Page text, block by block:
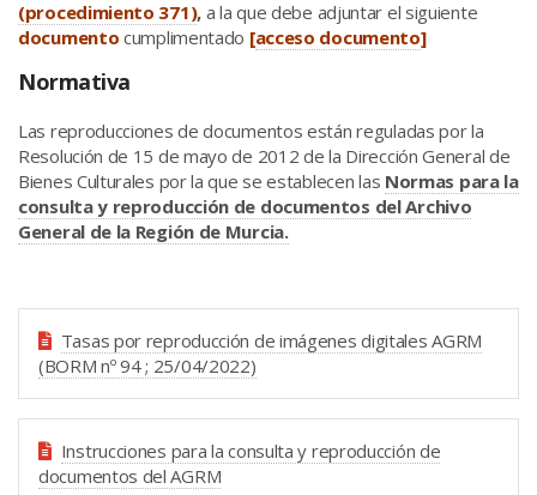
(procedimiento 371), a la que debe adjuntar el siguiente
documento cumplimentado [acceso documento]
Normativa
Las reproducciones de documentos están reguladas por la
Resolución de 15 de mayo de 2012 de la Dirección General de
Bienes Culturales por la que se establecen las Normas para la
consulta y reproducción de documentos del Archivo
General de la Región de Murcia.
Tasas por reproducción de imágenes digitales AGRM
(BORM nº 94 ; 25/04/2022)
Instrucciones para la consulta y reproducción de
documentos del AGRM